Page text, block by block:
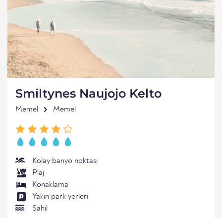
Smiltynes Naujojo Kelto
Memel Memel
Kolay banyo noktası
Plaj
Konaklama
Yakın park yerleri
Sahil